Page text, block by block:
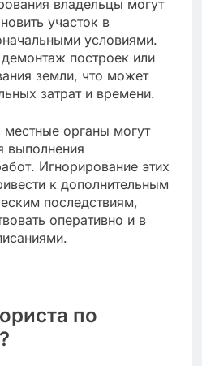
владельцы могут
участок в
условиями.
построек или
земли, что может
затрат и времени.
органы могут
выполнения
Игнорирование этих
к дополнительным
последствиям,
оперативно и в
по